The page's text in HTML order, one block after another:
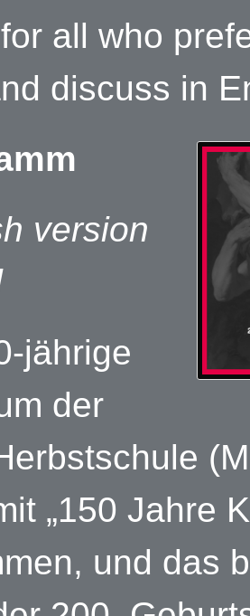
all who
discuss in
version
jährige
der
„150 Jahre
und das